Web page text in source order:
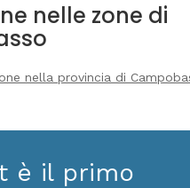
nelle zone di
nella provincia di
è il primo